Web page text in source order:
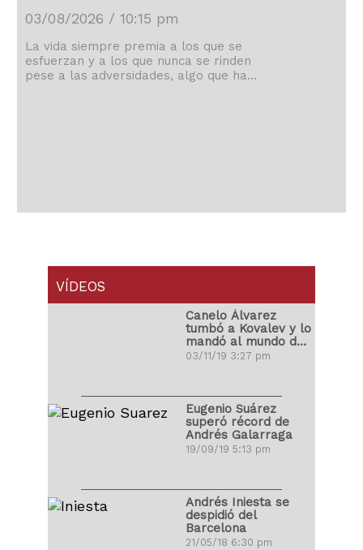
03/08/2026 / 10:15 pm
La vida siempre premia a los que se
esfuerzan y a los que nunca se rinden
pese a las adversidades, algo que ha
VÍDEOS
Canelo Álvarez
tumbó a Kovalev y lo
mandó al mundo de
los sueños
03/11/19 3:27 pm
Eugenio Suárez
superó récord de
Andrés Galarraga
19/09/19 5:13 pm
Andrés Iniesta se
despidió del
Barcelona
21/05/18 6:30 pm